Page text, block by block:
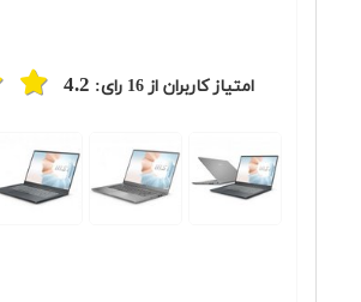
امتیاز کاربران از16 رای: 4.2
Previous